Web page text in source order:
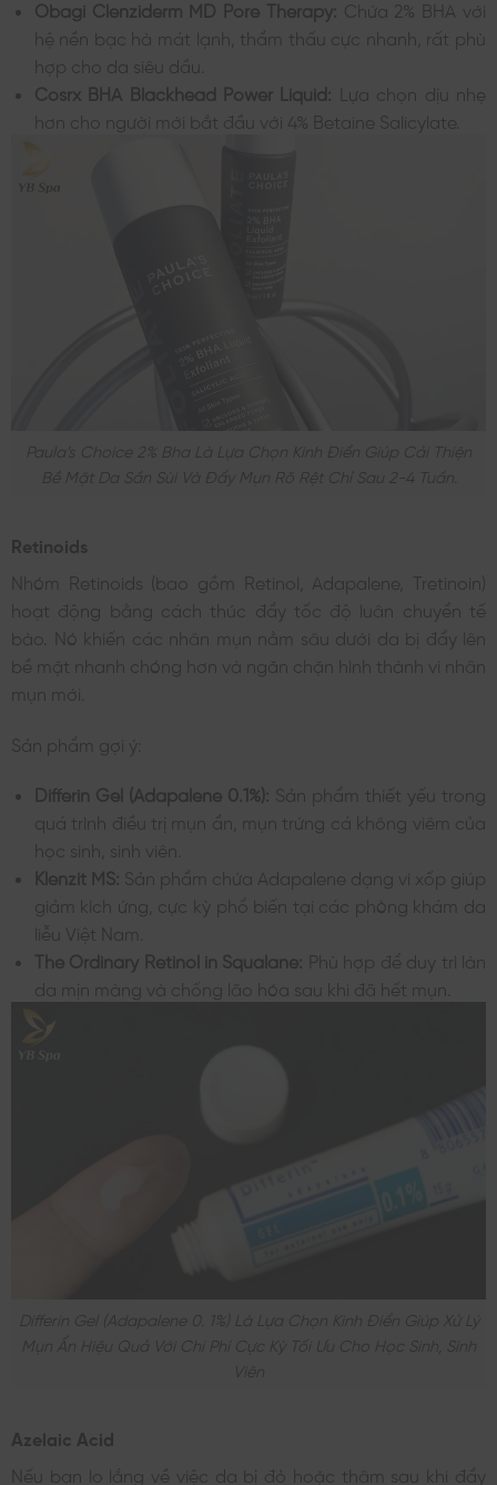
Obagi Clenziderm MD Pore Therapy: Chứa 2% BHA với
hệ nền bạc hà mát lạnh, thẩm thấu cực nhanh, rất phù
hợp cho da siêu dầu.
Cosrx BHA Blackhead Power Liquid:
Lựa chọn dịu nhẹ
hơn cho người mới bắt đầu với 4% Betaine Salicylate.
Bề Mặt Da Sần Sùi Và Đẩy Mụn Rõ Rệt Chỉ Sau 2-4 Tuần.
Retinoids
Nhóm Retinoids (bao gồm Retinol, Adapalene, Tretinoin)
hoạt động bằng cách thúc đẩy tốc độ luân chuyển tế
bào. Nó khiến các nhân mụn nằm sâu dưới da bị đẩy lên
bề mặt nhanh chóng hơn và ngăn chặn hình thành vi nhân
mụn mới.
Sản phẩm gợi ý:
Differin Gel (Adapalene 0.1%): Sản phẩm thiết yếu trong
quá trình điều trị mụn ẩn, mụn trứng cá không viêm của
học sinh, sinh viên.
Klenzit MS: Sản phẩm chứa Adapalene dạng vi xốp giúp
giảm kích ứng, cực kỳ phổ biến tại các phòng khám da
liễu Việt Nam.
The Ordinary Retinol in Squalane: Phù hợp để duy trì làn
da mịn màng và chống lão hóa sau khi đã hết mụn.
Differin Gel (adapalene 0. 1%) Là Lựa Chọn Kinh Điển Giúp Xử Lý
Mụn Ẩn Hiệu Quả Với Chi Phí Cực Kỳ Tối Ưu Cho Học Sinh, Sinh
Viên
Azelaic Acid
Nếu bạn lo lắng về việc da bị đỏ hoặc thâm sau khi đẩy